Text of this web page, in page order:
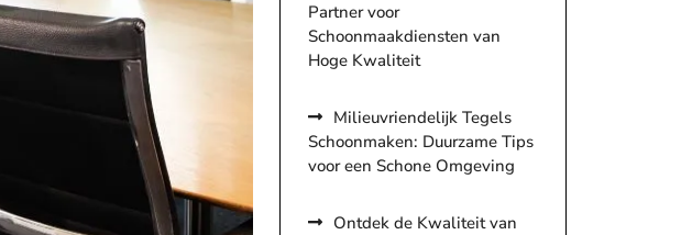
Partner voor
Schoonmaakdiensten van
Hoge Kwaliteit
Milieuvriendelijk Tegels
Schoonmaken: Duurzame Tips
voor een Schone Omgeving
Ontdek de Kwaliteit van